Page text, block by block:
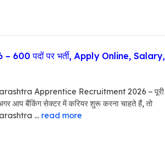
पदों पर भर्ती, Apply Online, Salary,
Apprentice Recruitment 2026 – पूरी
अगर आप बैंकिंग सेक्टर में करियर शुरू करना चाहते हैं, तो
… read more